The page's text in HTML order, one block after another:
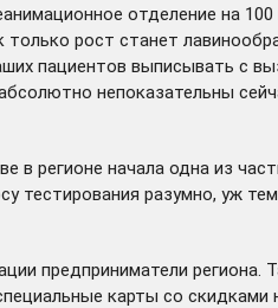
отделение на
рост станет
пациентов выписывать с
непоказательны
в регионе начала одна из
разумно, уж
предприниматели региона.
карты со